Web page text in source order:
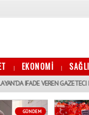
| EKONOMİ |
GAZETECI ERTUĞRUL
GÜNDEM